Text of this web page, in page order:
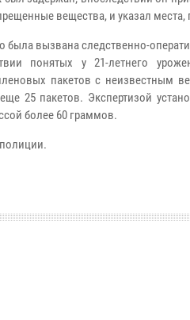
вещества, и указал места,
была вызвана следственно-
понятых у 21-летнего
пакетов с неизвестным
25 пакетов. Экспертизой
более 60 граммов.